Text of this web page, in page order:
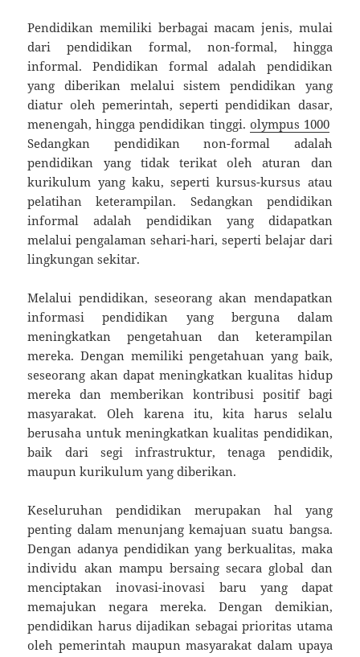
Pendidikan memiliki berbagai macam jenis, mulai
dari pendidikan formal, non-formal, hingga
informal. Pendidikan formal adalah pendidikan
yang diberikan melalui sistem pendidikan yang
diatur oleh pemerintah, seperti pendidikan dasar,
menengah, hingga pendidikan tinggi. olympus 1000
Sedangkan pendidikan non-formal adalah
pendidikan yang tidak terikat oleh aturan dan
kurikulum yang kaku, seperti kursus-kursus atau
pelatihan keterampilan. Sedangkan pendidikan
informal adalah pendidikan yang didapatkan
melalui pengalaman sehari-hari, seperti belajar dari
lingkungan sekitar.
Melalui pendidikan, seseorang akan mendapatkan
informasi pendidikan yang berguna dalam
meningkatkan pengetahuan dan keterampilan
mereka. Dengan memiliki pengetahuan yang baik,
seseorang akan dapat meningkatkan kualitas hidup
mereka dan memberikan kontribusi positif bagi
masyarakat. Oleh karena itu, kita harus selalu
berusaha untuk meningkatkan kualitas pendidikan,
baik dari segi infrastruktur, tenaga pendidik,
maupun kurikulum yang diberikan.
Keseluruhan pendidikan merupakan hal yang
penting dalam menunjang kemajuan suatu bangsa.
Dengan adanya pendidikan yang berkualitas, maka
individu akan mampu bersaing secara global dan
menciptakan inovasi-inovasi baru yang dapat
memajukan negara mereka. Dengan demikian,
pendidikan harus dijadikan sebagai prioritas utama
oleh pemerintah maupun masyarakat dalam upaya